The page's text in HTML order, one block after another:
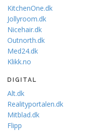
KitchenOne.dk
Jollyroom.dk
Nicehair.dk
Outnorth.dk
Med24.dk
Klikk.no
DIGITAL
Alt.dk
Realityportalen.dk
Mitblad.dk
Flipp